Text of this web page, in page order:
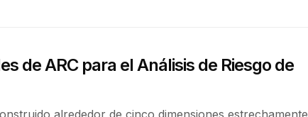
de ARC para el Análisis de Riesgo de
alrededor de cinco dimensiones estrechamente